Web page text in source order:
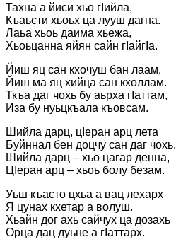
Тахна а йиси хьо гІийла,
Къаьсти хьоьх ца лууш дагна.
Лаьа хьоь даима хьежа,
Хьоьцанна яйян сайн гІайгІа.
Йиш яц сан кхочуш бан лаам,
Йиш ма яц хийца сан кхоллам.
Ткъа даг чохь бу аьрха гІаттам,
Иза бу нуьцкъала къовсам.
Шийла дарц, цІеран арц лета
Буйннал бен доцчу сан даг чохь.
Шийла дарц – хьо цагар денна,
ЦІеран арц – хьоь болу безам.
Уьш къасто цхьа а вац лехарх
Я цунах кхетар а волуш.
Хьайн дог ахь сайчух ца дозахь
Орца дац дуьне а гІаттарх.